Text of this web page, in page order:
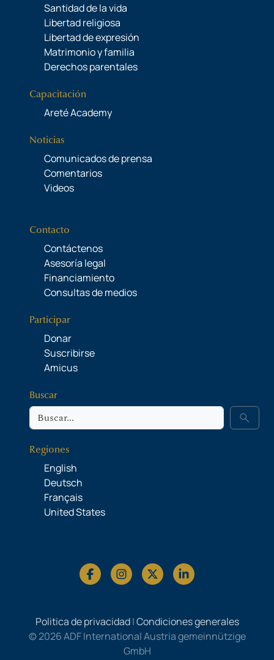
Santidad de la vida
Libertad religiosa
Libertad de expresión
Matrimonio y familia
Derechos parentales
Capacitación
Areté Academy
Noticias
Comunicados de prensa
Comentarios
Videos
Contacto
Contáctenos
Asesoría legal
Financiamiento
Consultas de medios
Participar
Donar
Suscribirse
Amicus
Buscar
Buscar search
Regiones
English
Deutsch
Français
United States
Politica de privacidad|Condiciones generales
© 2026 ADF International Austria gemeinnützige
GmbH